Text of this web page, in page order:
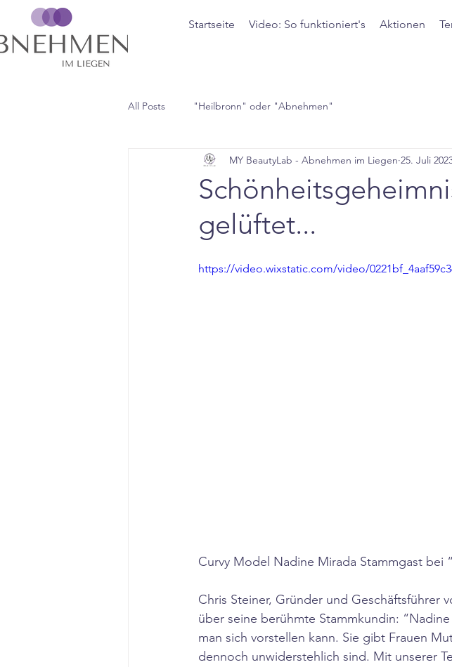
Startseite Video: So funktioniert's Aktionen
All Posts "Heilbronn" oder "Abnehmen"
gelüftet...
MY BeautyLab - Abnehmen im Liegen 25. Juli
https://video.wixstatic.com/video/
Curvy Model Nadine Mirada Stammgast bei
Chris Steiner, Gründer und Geschäftsführer
über seine berühmte Stammkundin:
man sich vorstellen kann. Sie gibt Frauen
dennoch unwiderstehlich sind. Mit unserer